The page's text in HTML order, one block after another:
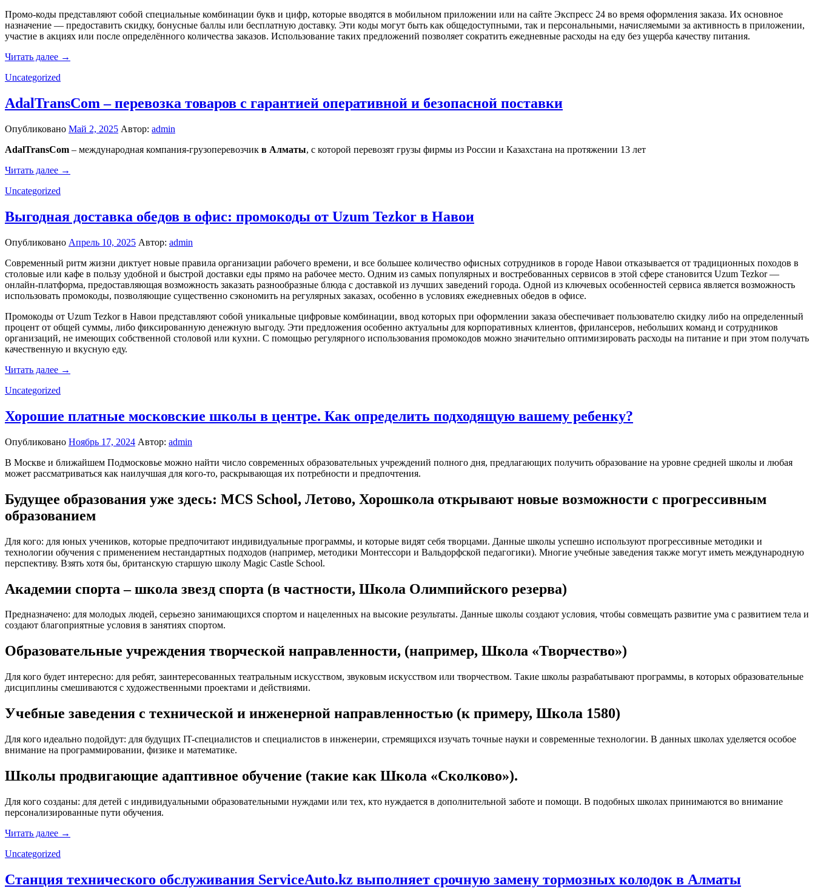
Промо-коды представляют собой специальные комбинации букв и цифр, которые вводятся в мобильном приложении или на сайте Экспресс 24 во время оформления заказа. Их основное
назначение — предоставить скидку, бонусные баллы или бесплатную доставку. Эти коды могут быть как общедоступными, так и персональными, начисляемыми за активность в приложении,
участие в акциях или после определённого количества заказов. Использование таких предложений позволяет сократить ежедневные расходы на еду без ущерба качеству питания.
Читать далее →
Uncategorized
AdalTransCom – перевозка товаров с гарантией оперативной и безопасной поставки
Опубликовано Май 2, 2025 Автор: admin
AdalTransCom – международная компания-грузоперевозчик в Алматы, с которой перевозят грузы фирмы из России и Казахстана на протяжении 13 лет
Читать далее →
Uncategorized
Выгодная доставка обедов в офис: промокоды от Uzum Tezkor в Навои
Опубликовано Апрель 10, 2025 Автор: admin
Современный ритм жизни диктует новые правила организации рабочего времени, и все большее количество офисных сотрудников в городе Навои отказывается от традиционных походов в
столовые или кафе в пользу удобной и быстрой доставки еды прямо на рабочее место. Одним из самых популярных и востребованных сервисов в этой сфере становится Uzum Tezkor —
онлайн-платформа, предоставляющая возможность заказать разнообразные блюда с доставкой из лучших заведений города. Одной из ключевых особенностей сервиса является возможность
использовать промокоды, позволяющие существенно сэкономить на регулярных заказах, особенно в условиях ежедневных обедов в офисе.
Промокоды от Uzum Tezkor в Навои представляют собой уникальные цифровые комбинации, ввод которых при оформлении заказа обеспечивает пользователю скидку либо на определенный
процент от общей суммы, либо фиксированную денежную выгоду. Эти предложения особенно актуальны для корпоративных клиентов, фрилансеров, небольших команд и сотрудников
организаций, не имеющих собственной столовой или кухни. С помощью регулярного использования промокодов можно значительно оптимизировать расходы на питание и при этом получать
качественную и вкусную еду.
Читать далее →
Uncategorized
Хорошие платные московские школы в центре. Как определить подходящую вашему ребенку?
Опубликовано Ноябрь 17, 2024 Автор: admin
В Москве и ближайшем Подмосковье можно найти число современных образовательных учреждений полного дня, предлагающих получить образование на уровне средней школы и любая
может рассматриваться как наилучшая для кого-то, раскрывающая их потребности и предпочтения.
Будущее образования уже здесь: MCS School, Летово, Хорошкола открывают новые возможности с прогрессивным
образованием
Для кого: для юных учеников, которые предпочитают индивидуальные программы, и которые видят себя творцами. Данные школы успешно используют прогрессивные методики и
технологии обучения с применением нестандартных подходов (например, методики Монтессори и Вальдорфской педагогики). Многие учебные заведения также могут иметь международную
перспективу. Взять хотя бы, британскую старшую школу Magic Castle School.
Академии спорта – школа звезд спорта (в частности, Школа Олимпийского резерва)
Предназначено: для молодых людей, серьезно занимающихся спортом и нацеленных на высокие результаты. Данные школы создают условия, чтобы совмещать развитие ума с развитием тела и
создают благоприятные условия в занятиях спортом.
Образовательные учреждения творческой направленности, (например, Школа «Творчество»)
Для кого будет интересно: для ребят, заинтересованных театральным искусством, звуковым искусством или творчеством. Такие школы разрабатывают программы, в которых образовательные
дисциплины смешиваются с художественными проектами и действиями.
Учебные заведения с технической и инженерной направленностью (к примеру, Школа 1580)
Для кого идеально подойдут: для будущих IT-специалистов и специалистов в инженерии, стремящихся изучать точные науки и современные технологии. В данных школах уделяется особое
внимание на программировании, физике и математике.
Школы продвигающие адаптивное обучение (такие как Школа «Сколково»).
Для кого созданы: для детей с индивидуальными образовательными нуждами или тех, кто нуждается в дополнительной заботе и помощи. В подобных школах принимаются во внимание
персонализированные пути обучения.
Читать далее →
Uncategorized
Станция технического обслуживания ServiceAuto.kz выполняет срочную замену тормозных колодок в Алматы